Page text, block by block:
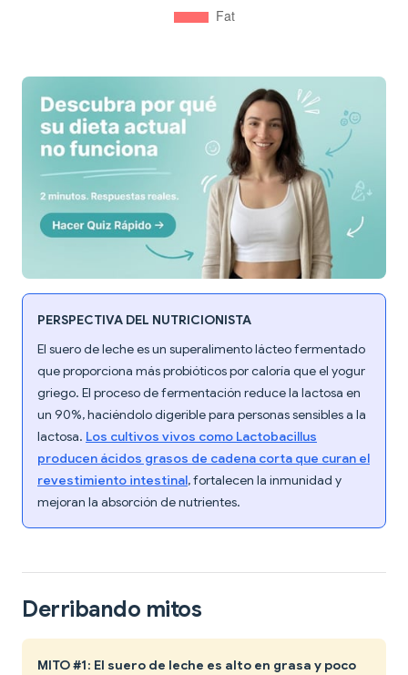
PERSPECTIVA DEL NUTRICIONISTA
El suero de leche es un superalimento lácteo fermentado
que proporciona más probióticos por caloría que el yogur
griego. El proceso de fermentación reduce la lactosa en
un 90%, haciéndolo digerible para personas sensibles a la
lactosa. Los cultivos vivos como Lactobacillus
producen ácidos grasos de cadena corta que curan el
revestimiento intestinal, fortalecen la inmunidad y
mejoran la absorción de nutrientes.
Derribando mitos
MITO #1: El suero de leche es alto en grasa y poco